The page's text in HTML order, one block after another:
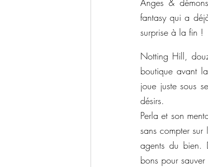
Anges &
fantasy qui a
surprise à la fin !
Notting Hill,
boutique avant
joue juste sous
désirs.
Perla et son
sans compter
agents du bien.
bons pour